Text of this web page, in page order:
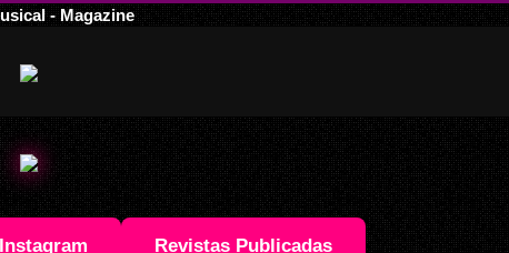
- Magazine
Instagram Revistas Publicadas